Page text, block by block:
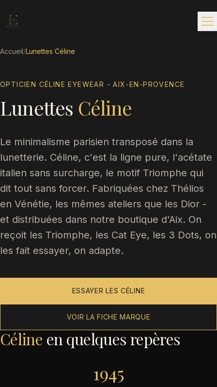
Accueil/Lunettes Céline
OPTICIEN CÉLINE EYEWEAR - AIX-EN-PROVENCE
Lunettes Céline
Le minimalisme parisien transposé dans la
lunetterie. Céline, c'est la ligne pure, l'acétate
italien sans surcharge, le motif Triomphe qui
dit tout sans forcer. Fabriquées chez Thélios
en Vénétie, les mêmes ateliers que les Dior -
et distribuées dans notre boutique d'Aix. On
reçoit les Triomphe, les Cat Eye, les 3 Dots, on
les fait essayer, on adapte.
ESSAYER LES CÉLINE
VOIR LA FICHE MARQUE
Céline en quelques repères
1945